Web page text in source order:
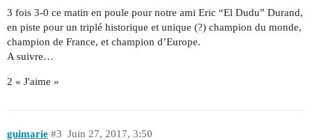
3 fois 3-0 ce matin en poule pour notre ami Eric “El Dudu” Durand,
en piste pour un triplé historique et unique (?) champion du monde,
champion de France, et champion d’Europe.
A suivre…
2 « J'aime »
guimarie Juin 27, 2017, 3:50
#3